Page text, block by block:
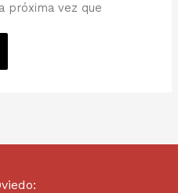
próxima vez que